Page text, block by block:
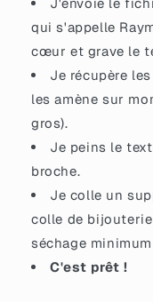
qui s'appelle
cœur et grave le
Je récupère
les amène sur
gros).
Je peins le
broche.
Je colle un
colle de
séchage
C'est prêt !